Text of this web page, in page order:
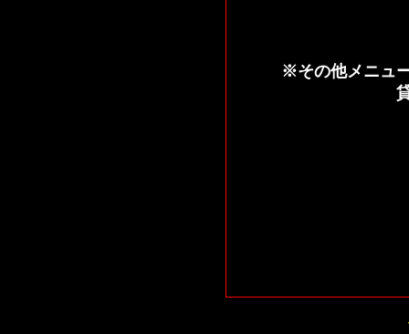
※その他メニュ